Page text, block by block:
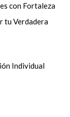
con Fortaleza
tu Verdadera
Individual